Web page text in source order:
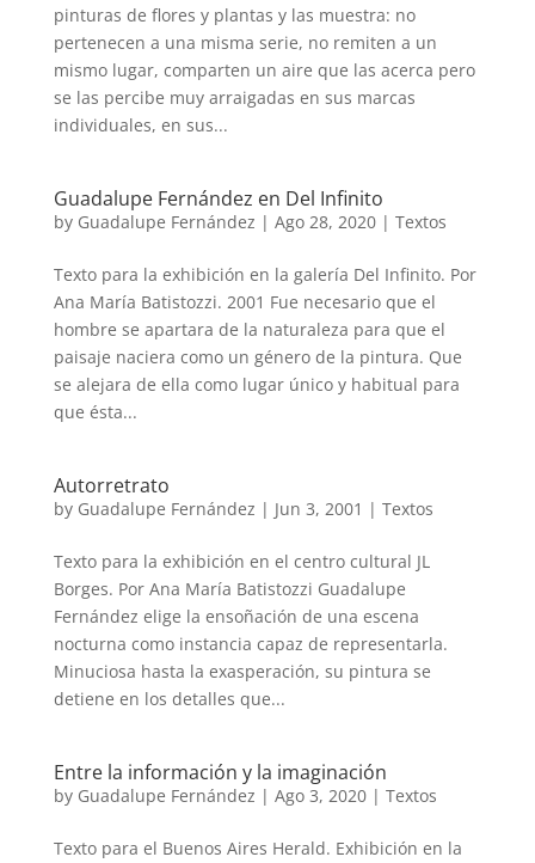
pinturas de flores y plantas y las muestra: no
pertenecen a una misma serie, no remiten a un
mismo lugar, comparten un aire que las acerca pero
se las percibe muy arraigadas en sus marcas
individuales, en sus...
Guadalupe Fernández en Del Infinito
by Guadalupe Fernández | Ago 28, 2020| Textos
Texto para la exhibición en la galería Del Infinito. Por
Ana María Batistozzi. 2001 Fue necesario que el
hombre se apartara de la naturaleza para que el
paisaje naciera como un género de la pintura. Que
se alejara de ella como lugar único y habitual para
que ésta...
Autorretrato
by Guadalupe Fernández | Jun 3, 2001 | Textos
Texto para la exhibición en el centro cultural JL
Borges. Por Ana María Batistozzi Guadalupe
Fernández elige la ensoñación de una escena
nocturna como instancia capaz de representarla.
Minuciosa hasta la exasperación, su pintura se
detiene en los detalles que...
Entre la información y la imaginación
by Guadalupe Fernández | Ago 3, 2020| Textos
Texto para el Buenos Aires Herald. Exhibición en la